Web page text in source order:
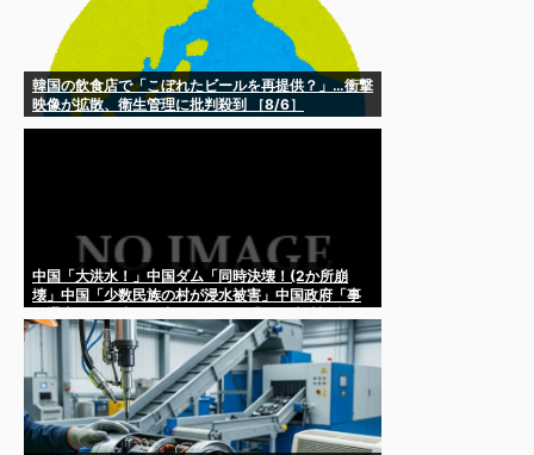
韓国の飲食店で「こぼれたビールを再提供？」…衝撃
映像が拡散、衛生管理に批判殺到 ［8/6］
中国「大洪水！」中国ダム「同時決壊！(2か所崩
壊」中国「少数民族の村が浸水被害」中国政府「事
(報道消える」→